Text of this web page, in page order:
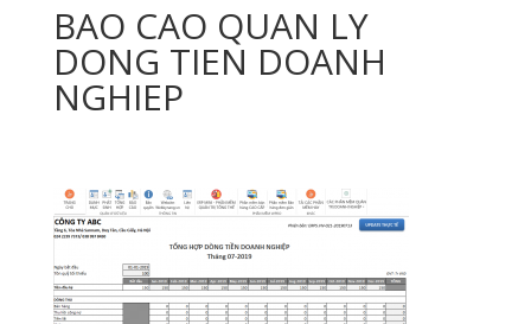
BAO CAO QUAN LY
DONG TIEN DOANH
NGHIEP